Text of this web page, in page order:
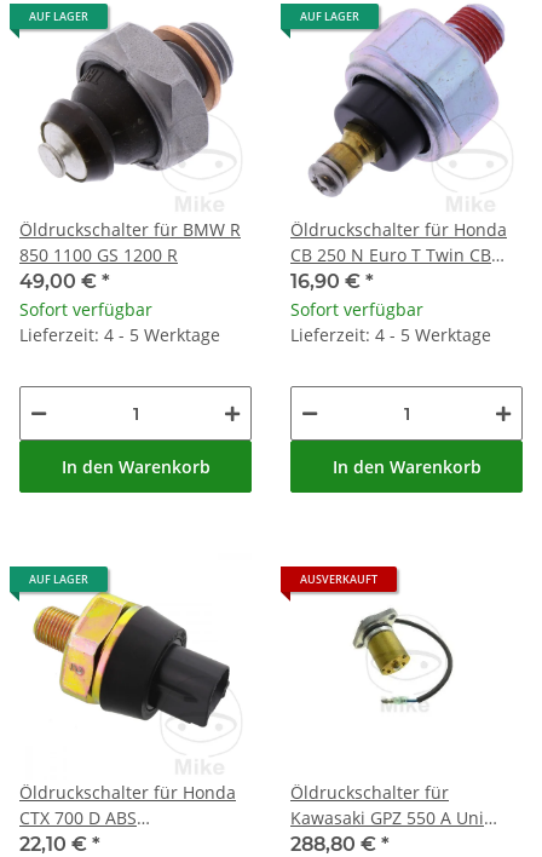
AUF LAGER
Öldruckschalter für BMW R
850 1100 GS 1200 R
49,00 € *
Sofort verfügbar
Lieferzeit: 4 - 5 Werktage
In den Warenkorb
AUF LAGER
Öldruckschalter für Honda
CB 250 N Euro T Twin CB
400 T
16,90 € *
Sofort verfügbar
Lieferzeit: 4 - 5 Werktage
In den Warenkorb
AUF LAGER
Öldruckschalter für Honda
CTX 700 D ABS
Halbverkleidung NC 700 X
22,10 € *
AUSVERKAUFT
Öldruckschalter für
Kawasaki GPZ 550 A Uni
Trak GT 550 G
288,80 € *